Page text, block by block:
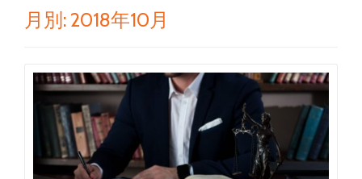
ョ
ン
を
月別: 2018年10月